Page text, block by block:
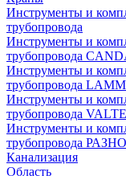
Инструменты и
трубопровода
Инструменты и
трубопровода
Инструменты и
трубопровода
Инструменты и
трубопровода
Инструменты и
трубопровода
Канализация
Область